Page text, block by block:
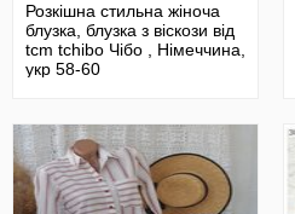
Розкішна стильна жіноча
блузка, блузка з віскози від
tcm tchibo Чібо , Німеччина,
укр 58-60